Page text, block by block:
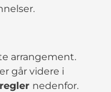
arrangement.
går videre i
regler nedenfor.